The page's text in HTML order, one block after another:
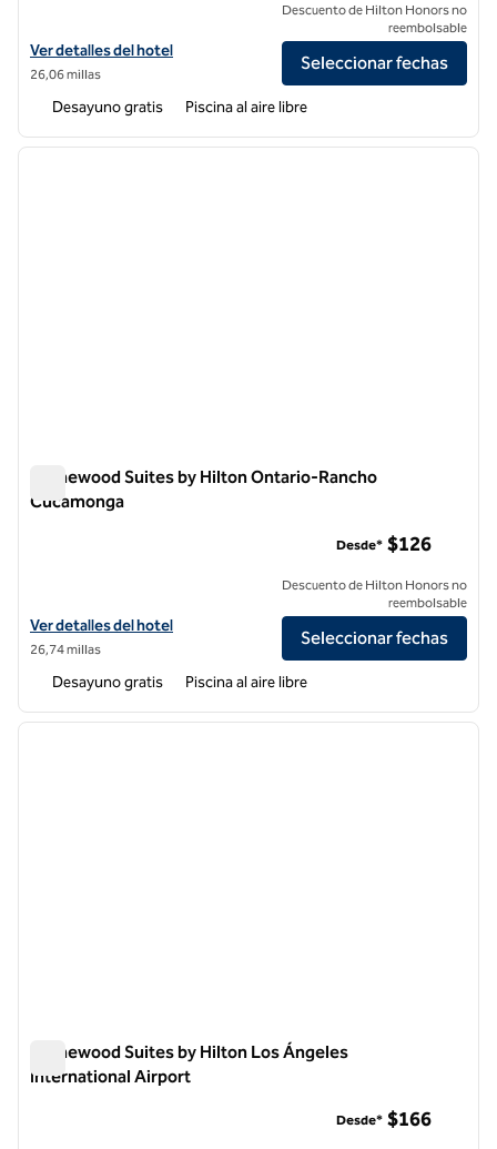
Ver detalles del hotel Homewood Suites by Hilton Los Angeles
Ver detalles del hotel
26,06 millas
Descuento de Hilton Honors no
reembolsable
Seleccionar fechas
Desayuno gratis Piscina al aire libre
1 de 12
Homewood Suites by Hilton Ontario-Rancho
Cucamonga
Ver detalles del hotel Homewood Suites by Hilton Ontario-Rancho
Ver detalles del hotel
26,74 millas
Desde* $126
Descuento de Hilton Honors no
reembolsable
Seleccionar fechas
Desayuno gratis Piscina al aire libre
1 de 12
Homewood Suites by Hilton Los Ángeles
International Airport
Desde* $166